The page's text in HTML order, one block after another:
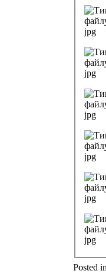
Posted in